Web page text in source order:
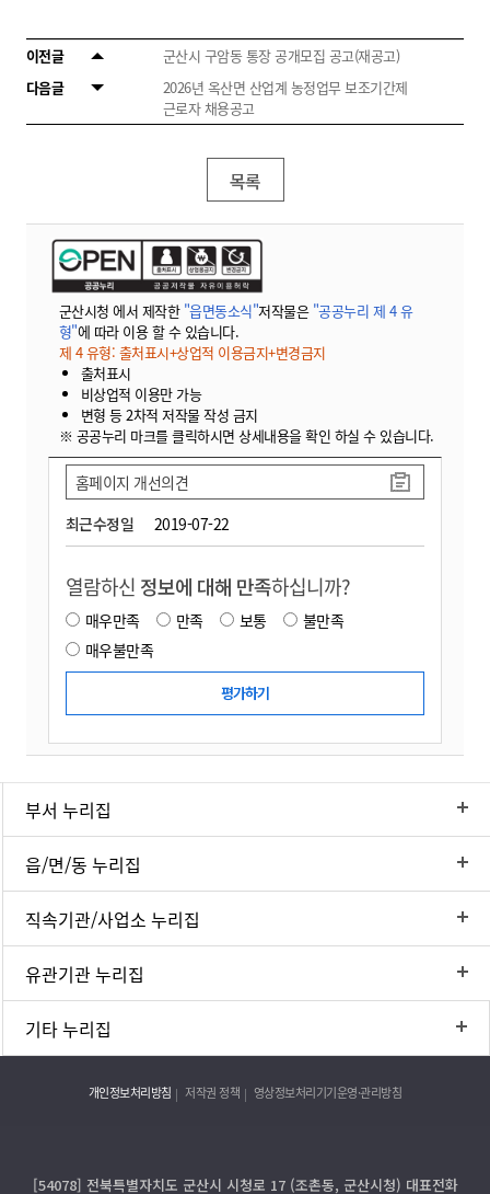
이전글
군산시 구암동 통장 공개모집 공고(재공고)
다음글
2026년 옥산면 산업계 농정업무 보조기간제
근로자 채용공고
목록
군산시청 에서 제작한 "읍면동소식"저작물은 "공공누리 제 4 유
형"에 따라 이용 할 수 있습니다.
제 4 유형: 출처표시+상업적 이용금지+변경금지
출처표시
비상업적 이용만 가능
변형 등 2차적 저작물 작성 금지
※ 공공누리 마크를 클릭하시면 상세내용을 확인 하실 수 있습니다.
최근수정일 2019-07-22
홈페이지 개선의견
열람하신 정보에 대해 만족하십니까?
매우만족 만족 보통
불만족
매우불만족
부서 누리집
읍/면/동 누리집
직속기관/사업소 누리집
유관기관 누리집
기타 누리집
개인정보처리방침 저작권 정책 영상정보처리기기운영·관리방침
[54078] 전북특별자치도 군산시 시청로 17 (조촌동, 군산시청) 대표전화